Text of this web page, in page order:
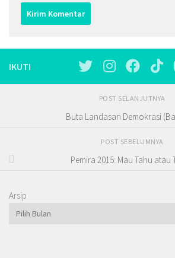
IKUTI
POST SELANJUTNYA
Buta Landasan Demokrasi
POST SEBELUMNYA
Pemira 2015: Mau Tahu atau
Arsip